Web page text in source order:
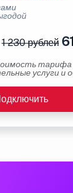
1 230 рублей
тарифа
услуги и